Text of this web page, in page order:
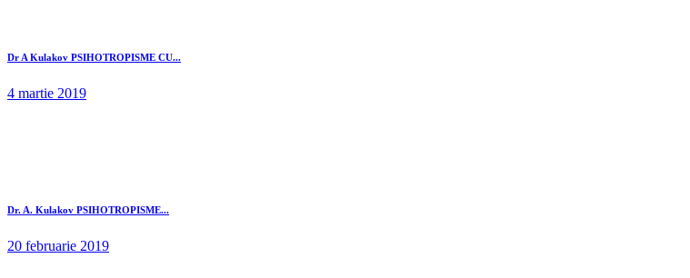
Dr A Kulakov PSIHOTROPISME CU...
4 martie 2019
Dr. A. Kulakov PSIHOTROPISME...
20 februarie 2019